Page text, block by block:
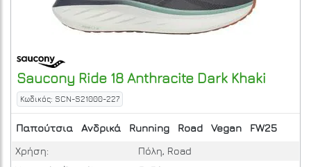
Saucony Ride 18 Anthracite Dark Khaki
Κωδικός: SCN-S21000-227
Παπούτσια Ανδρικά Running Road Vegan
FW25
Χρήση:
Πόλη, Road